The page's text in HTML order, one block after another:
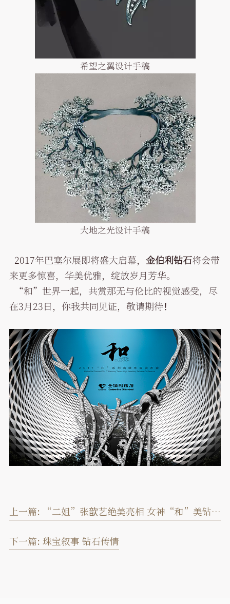
希望之翼设计手稿
大地之光设计手稿
2017年巴塞尔展即将盛大启幕， 金伯利钻石将会带
来更多惊喜，华美优雅，绽放岁月芳华。
“和”世界一起，共赏那无与伦比的视觉感受，尽
在3月23日，你我共同见证，敬请期待！
上一篇: “二姐”张歆艺绝美亮相 女神“和”美钻一个都不能少！
下一篇: 珠宝叙事 钻石传情